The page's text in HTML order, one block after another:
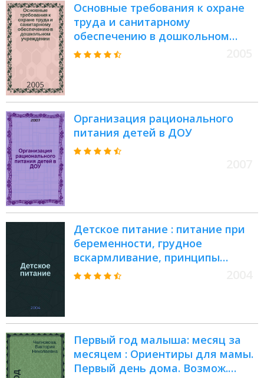
Основные требования к охране
труда и санитарному
обеспечению в дошкольном
учреждении : сб. док. и
Организация рационального
питания детей в ДОУ
Детское питание : питание при
беременности, грудное
вскармливание, принципы
питания детей разного возраста,
Первый год малыша: месяц за
месяцем : Ориентиры для мамы.
Первый день дома. Возмож.